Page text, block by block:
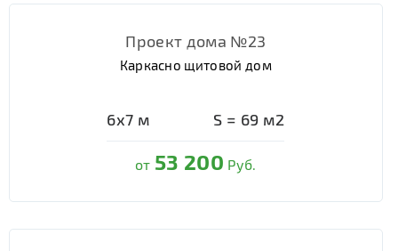
Проект дома №23
Каркасно щитовой дом
6х7 м S = 69 м2
от 53 200 Руб.